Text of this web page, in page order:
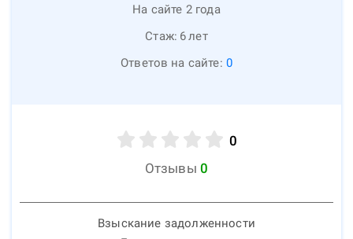
На сайте 2 года
Стаж: 6лет
Ответов на сайте: 0
0
Отзывы 0
Взыскание задолженности